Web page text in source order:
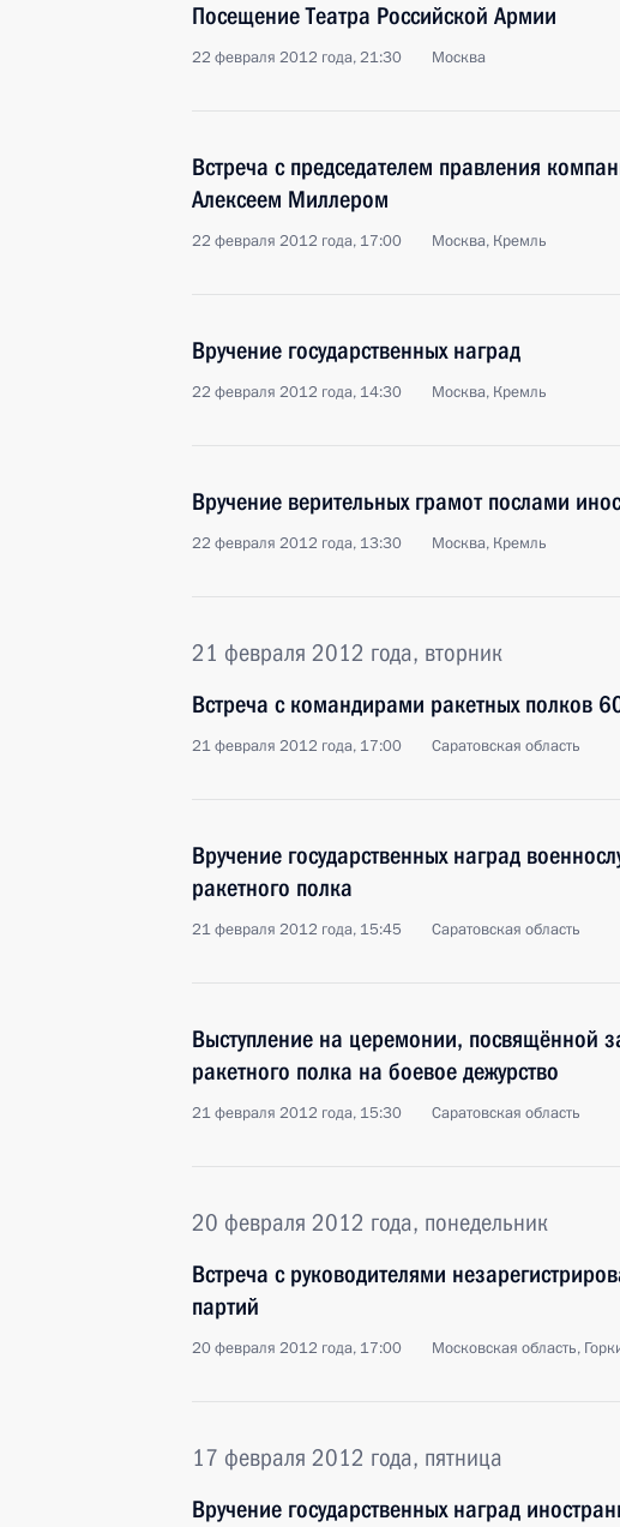
Посещение Театра Российской Армии
22 февраля 2012 года, 21:30 Москва
Встреча с председателем правления
Алексеем Миллером
22 февраля 2012 года, 17:00 Москва, Кремль
Вручение государственных наград
22 февраля 2012 года, 14:30 Москва, Кремль
Вручение верительных грамот послами
22 февраля 2012 года, 13:30 Москва, Кремль
21 февраля 2012 года, вторник
Встреча с командирами ракетных полков
21 февраля 2012 года, 17:00 Саратовская область
Вручение государственных наград
ракетного полка
21 февраля 2012 года, 15:45 Саратовская область
Выступление на церемонии, посвящённой
ракетного полка на боевое дежурство
21 февраля 2012 года, 15:30 Саратовская область
20 февраля 2012 года, понедельник
Встреча с руководителями
партий
20 февраля 2012 года, 17:00 Московская область,
17 февраля 2012 года, пятница
Вручение государственных наград